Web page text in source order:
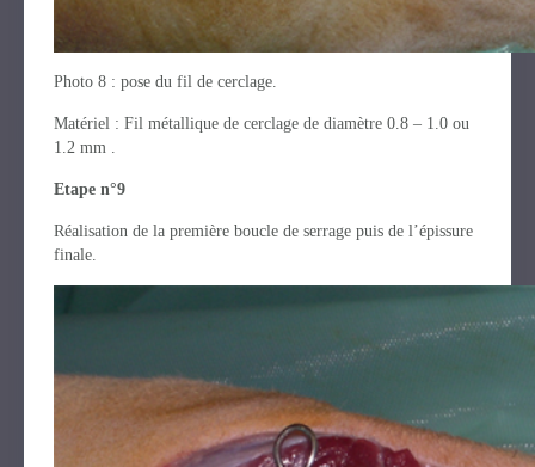
Photo 8 : pose du fil de cerclage.
Matériel : Fil métallique de cerclage de diamètre 0.8 – 1.0 ou
1.2 mm .
Etape n°9
Réalisation de la première boucle de serrage puis de l’épissure
finale.